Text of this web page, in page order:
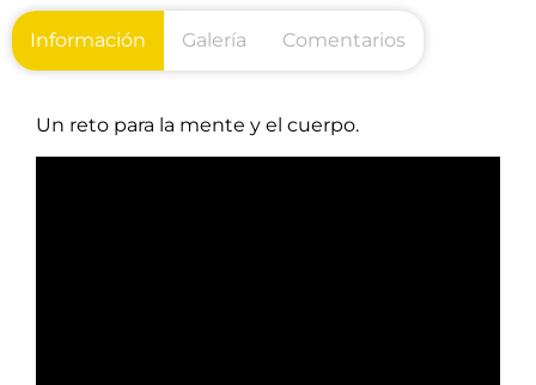
Información Galería Comentarios
Un reto para la mente y el cuerpo.